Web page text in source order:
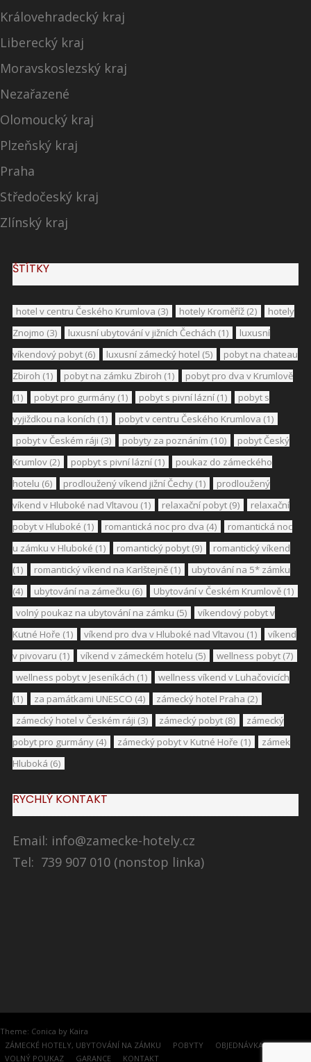
Královehradecký kraj
Liberecký kraj
Moravskoslezský kraj
Nezařazené
Olomoucký kraj
Plzeňský kraj
Praha
Středočeský kraj
Zlínský kraj
ŠTÍTKY
hotel v centru Českého Krumlova (3) hotely Kroměříž (2)
hotely
Znojmo (3) luxusní ubytování v jižních Čechách (1)
luxusní
víkendový pobyt (6) luxusní zámecký hotel (5)
pobyt na chateau
Zbiroh (1) pobyt na zámku Zbiroh (1)
pobyt pro dva v Krumlově
(1)
pobyt pro gurmány (1) pobyt s pivní lázní (1)
pobyt s
vyjiždkou na koních (1) pobyt v centru Českého Krumlova (1)
pobyt v Českém ráji (3) pobyty za poznáním (10)
pobyt Český
Krumlov (2) popbyt s pivní lázní (1)
poukaz do zámeckého
hotelu (6) prodloužený víkend jižní Čechy (1)
prodloužený
víkend v Hluboké nad Vltavou (1) relaxační pobyt (9)
relaxační
pobyt v Hluboké (1) romantická noc pro dva (4)
romantická noc
u zámku v Hluboké (1) romantický pobyt (9)
romantický víkend
(1)
romantický víkend na Karlštejně (1)
ubytování na 5* zámku
(4)
ubytování na zámečku (6) Ubytování v Českém Krumlově (1)
volný poukaz na ubytování na zámku (5)
víkendový pobyt v
Kutné Hoře (1) víkend pro dva v Hluboké nad Vltavou (1)
víkend
v pivovaru (1) víkend v zámeckém hotelu (5) wellness pobyt (7)
wellness pobyt v Jeseníkách (1)
wellness víkend v Luhačovicích
(1)
za památkami UNESCO (4) zámecký hotel Praha (2)
zámecký hotel v Českém ráji (3) zámecký pobyt (8)
zámecký
pobyt pro gurmány (4) zámecký pobyt v Kutné Hoře (1)
zámek
Hluboká (6)
RYCHLÝ KONTAKT
Email: info@zamecke-hotely.cz
Tel: 739 907 010 (nonstop linka)
Theme: Conica by Kaira
ZÁMECKÉ HOTELY, UBYTOVÁNÍ NA ZÁMKU
POBYTY
OBJEDNÁVKA
VOLNÝ POUKAZ
GARANCE KONTAKT